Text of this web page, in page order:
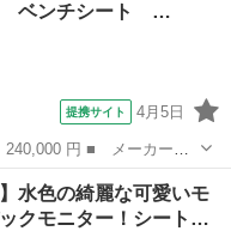
ベンチシート …
提携サイト 4月5日
名： Ｅ ＦＯＵＲ ４
チシート ＡＴ 盗難防
水色の綺麗な可愛いモ
クモニター！シート…